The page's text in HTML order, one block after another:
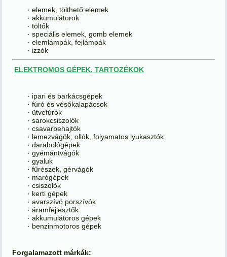
· elemek, tölthető elemek
· akkumulátorok
· töltők
· speciális elemek, gomb elemek
· elemlámpák, fejlámpák
· izzók
ELEKTROMOS GÉPEK, TARTOZÉKOK
· ipari és barkácsgépek
· fúró és vésőkalapácsok
· ütvefúrók
· sarokcsiszolók
· csavarbehajtók
· lemezvágók, ollók, folyamatos lyukasztók
· darabológépek
· gyémántvágók
· gyaluk
· fűrészek, gérvágók
· marógépek
· csiszolók
· kerti gépek
· avarszívó porszívók
· áramfejlesztők
· akkumulátoros gépek
· benzinmotoros gépek
Forgalamazott márkák: